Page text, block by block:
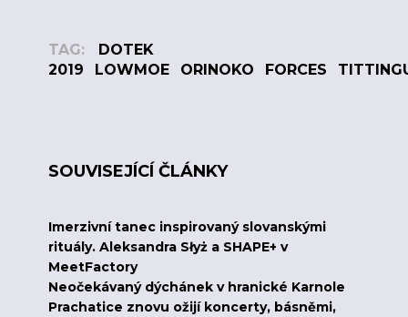
TAG:
DOTEK
2019
LOWMOE ORINOKO FORCES
SOUVISEJÍCÍ ČLÁNKY
Imerzivní tanec inspirovaný slovanskými
rituály. Aleksandra Słyż a SHAPE+ v
MeetFactory
Neočekávaný dýchánek v hranické Karnole
Prachatice znovu ožijí koncerty, básněmi,